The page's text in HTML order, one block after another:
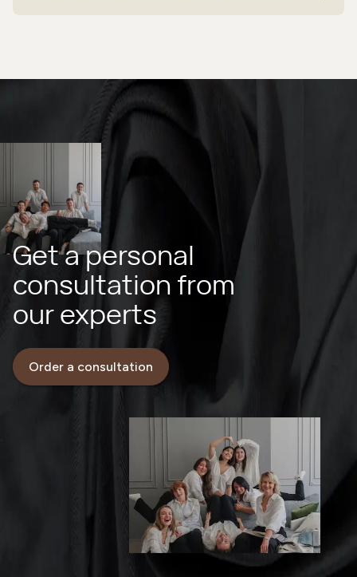
Get a personal
consultation from
our experts
Order a consultation